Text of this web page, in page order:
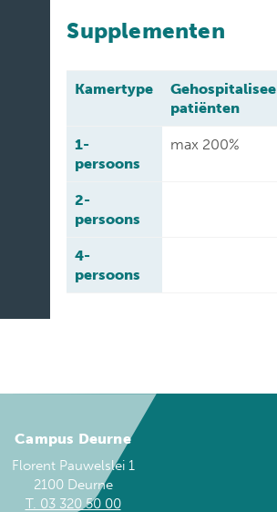
Supplementen
Kamertype
patiënten
1-
persoons
max 200%
2-
persoons
4-
persoons
Campus Deurne
Florent Pauwelslei 1
2100 Deurne
T. 03 320 50 00